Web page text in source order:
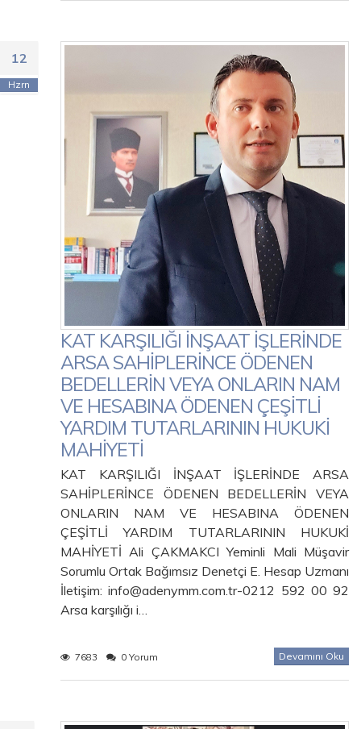
12
Hzrn
KAT KARŞILIĞI İNŞAAT İŞLERİNDE
ARSA SAHİPLERİNCE ÖDENEN
BEDELLERİN VEYA ONLARIN NAM
VE HESABINA ÖDENEN ÇEŞİTLİ
YARDIM TUTARLARININ HUKUKİ
MAHİYETİ
KAT KARŞILIĞI İNŞAAT İŞLERİNDE ARSA
SAHİPLERİNCE ÖDENEN BEDELLERİN VEYA
ONLARIN NAM VE HESABINA ÖDENEN
ÇEŞİTLİ YARDIM TUTARLARININ HUKUKİ
MAHİYETİ Ali ÇAKMAKCI Yeminli Mali Müşavir
Sorumlu Ortak Bağımsız Denetçi E. Hesap Uzmanı
İletişim: info@adenymm.com.tr-0212 592 00 92
Arsa karşılığı i…
7683 0 Yorum Devamını Oku